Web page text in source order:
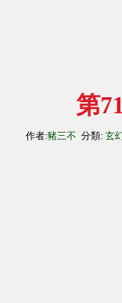
第
作者:豬三不 分類: 玄